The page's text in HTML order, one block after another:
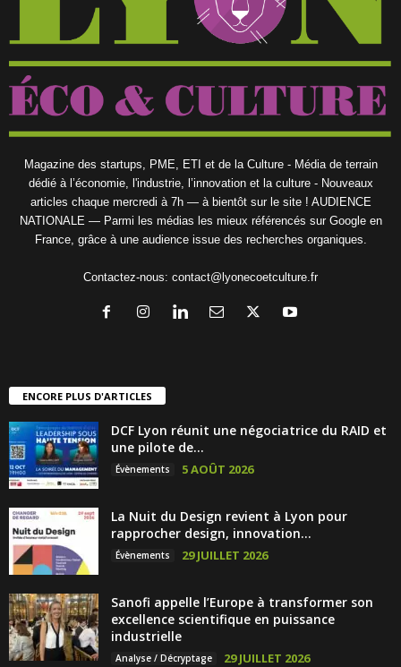
Magazine des startups, PME, ETI et de la Culture - Média de terrain
dédié à l’économie, l'industrie, l’innovation et la culture - Nouveaux
articles chaque mercredi à 7h — à bientôt sur le site ! AUDIENCE
NATIONALE — Parmi les médias les mieux référencés sur Google en
France, grâce à une audience issue des recherches organiques.
Contactez-nous: contact@lyonecoetculture.fr
ENCORE PLUS D'ARTICLES
DCF Lyon réunit une négociatrice du RAID et
une pilote de...
Évènements 5 AOÛT 2026
La Nuit du Design revient à Lyon pour
rapprocher design, innovation...
Évènements 29 JUILLET 2026
Sanofi appelle l’Europe à transformer son
excellence scientifique en puissance
industrielle
Analyse / Décryptage 29 JUILLET 2026